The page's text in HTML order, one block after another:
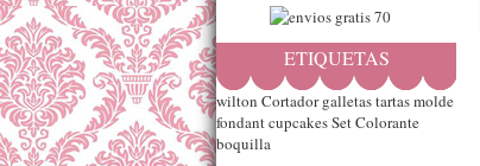
ETIQUETAS
wilton Cortador galletastartasmolde
fondantcupcakesSetColorante
boquilla